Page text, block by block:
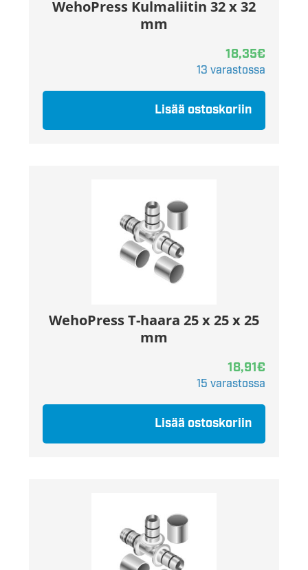
WehoPress Kulmaliitin 32 x 32
mm
18,35€
13 varastossa
Lisää ostoskoriin
WehoPress T-haara 25 x 25 x 25
mm
18,91€
15 varastossa
Lisää ostoskoriin